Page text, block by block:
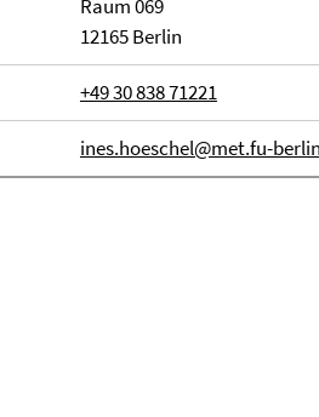
Raum 069
12165 Berlin
+49 30 838 71221
ines.hoeschel@met.fu-